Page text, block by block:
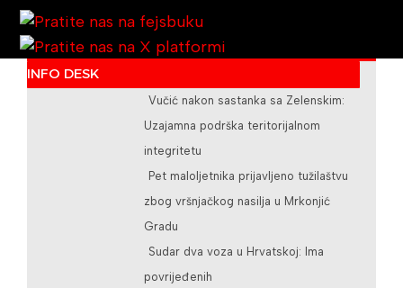
/teslicdanas@gmail.com
INFO DESK
Vučić nakon sastanka sa Zelenskim:
Uzajamna podrška teritorijalnom
integritetu
Pet maloljetnika prijavljeno tužilaštvu
zbog vršnjačkog nasilja u Mrkonjić
Gradu
Sudar dva voza u Hrvatskoj: Ima
povrijeđenih